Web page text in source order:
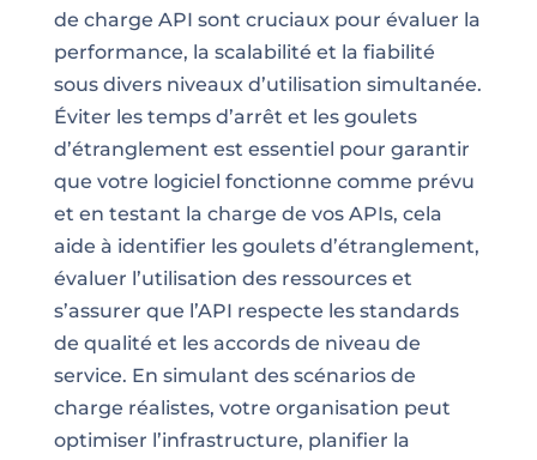
de charge API sont cruciaux pour évaluer la
performance, la scalabilité et la fiabilité
sous divers niveaux d’utilisation simultanée.
Éviter les temps d’arrêt et les goulets
d’étranglement est essentiel pour garantir
que votre logiciel fonctionne comme prévu
et en testant la charge de vos APIs, cela
aide à identifier les goulets d’étranglement,
évaluer l’utilisation des ressources et
s’assurer que l’API respecte les standards
de qualité et les accords de niveau de
service. En simulant des scénarios de
charge réalistes, votre organisation peut
optimiser l’infrastructure, planifier la